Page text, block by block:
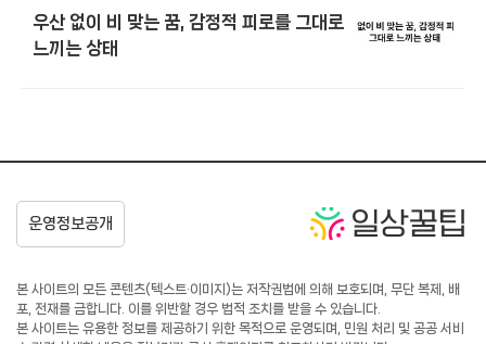
우산 없이 비 맞는 꿈, 감정적 피로를 그대로
느끼는 상태
본 사이트의 모든 콘텐츠(텍스트·이미지)는 저작권법에 의해 보호되며, 무단 복제, 배
포, 전재를 금합니다. 이를 위반할 경우 법적 조치를 받을 수 있습니다.
본 사이트는 유용한 정보를 제공하기 위한 목적으로 운영되며, 민원 처리 및 공공 서비